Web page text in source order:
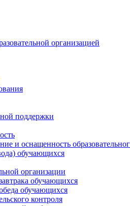
организацией
поддержки
и оснащенность
обучающихся
организации
обучающихся
обучающихся
контроля